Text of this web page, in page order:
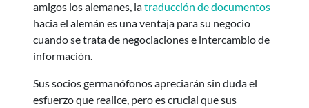
amigos los alemanes, latraducción de documentos
hacia el alemán es una ventaja para su negocio
cuando se trata de negociaciones e intercambio de
información.
Sus socios germanófonos apreciarán sin duda el
esfuerzo que realice, pero es crucial que sus